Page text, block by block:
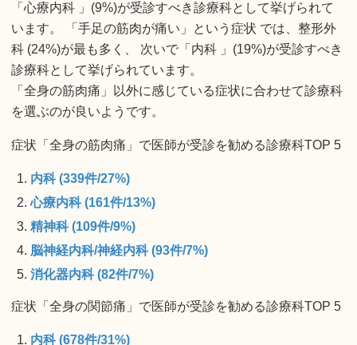
「心療内科 」(9%)が受診すべき診療科として挙げられて
います。 「手足の筋肉が痛い」という症状 では、整形外
科 (24%)が最も多く、 次いで「内科 」(19%)が受診すべき
診療科として挙げられています。
「全身の筋肉痛」以外に感じている症状に合わせて診療科
を選ぶのが良いようです。
症状「全身の筋肉痛」で医師が受診を勧める診療科TOP 5
内科 (339件/27%)
心療内科 (161件/13%)
精神科 (109件/9%)
脳神経内科/神経内科 (93件/7%)
消化器内科 (82件/7%)
症状「全身の関節痛」で医師が受診を勧める診療科TOP 5
内科 (678件/31%)